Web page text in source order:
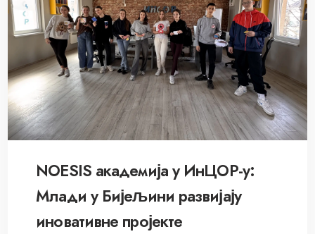
NOESIS академија у ИнЦОР-у:
Млади у Бијељини развијају
иновативне пројекте